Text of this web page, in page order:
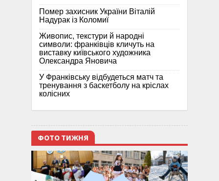
Помер захисник України Віталій
Надурак із Коломиї
Живопис, текстури й народні
символи: франківців кличуть на
виставку київського художника
Олександра Яновича
У Франківську відбудеться матч та
тренування з баскетболу на кріслах
колісних
ФОТО ТИЖНЯ